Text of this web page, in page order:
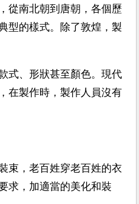
從南北朝到唐朝，各個歷
型的樣式。除了敦煌，製
式、形狀甚至顏色。現代
在製作時，製作人員沒有
束，老百姓穿老百姓的衣
求，加適當的美化和裝